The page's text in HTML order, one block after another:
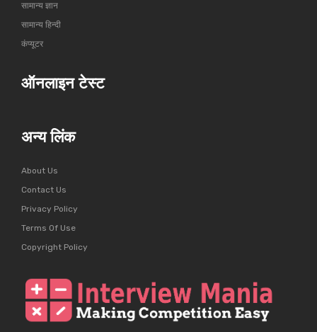
सामान्य ज्ञान
सामान्य हिन्दी
कंप्यूटर
ऑनलाइन टेस्ट
अन्य लिंक
About Us
Contact Us
Privacy Policy
Terms Of Use
Copyright Policy